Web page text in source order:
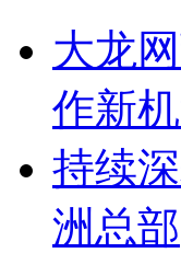
大龙
作新
持续
洲总部